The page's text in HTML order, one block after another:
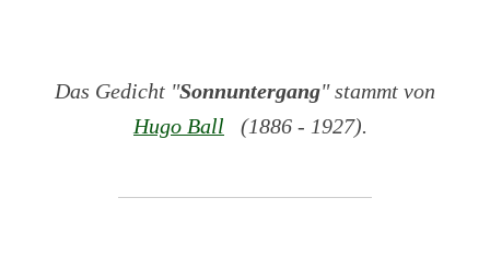
Das Gedicht "Sonnuntergang" stammt von
Hugo Ball (1886 - 1927).